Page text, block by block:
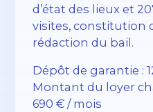
d’état des lieux et
visites, constitution
rédaction du bail.
Dépôt de garantie :
Montant du loyer
690 € / mois